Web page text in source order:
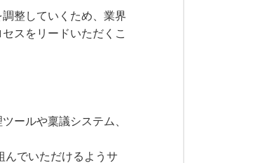
整していくため、業界
スをリードいただくこ
ールや稟議システム、
んでいただけるようサ